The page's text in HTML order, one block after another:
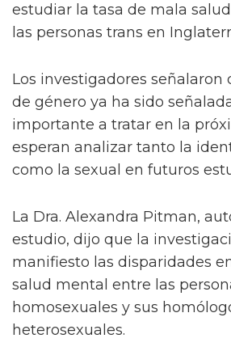
estudiar la tasa de mala
las personas trans en
Los investigadores señalaron
de género ya ha sido
importante a tratar en la
esperan analizar tanto la
como la sexual en futuros
La Dra. Alexandra Pitman,
estudio, dijo que la
manifiesto las disparidades
salud mental entre las
homosexuales y sus
heterosexuales.